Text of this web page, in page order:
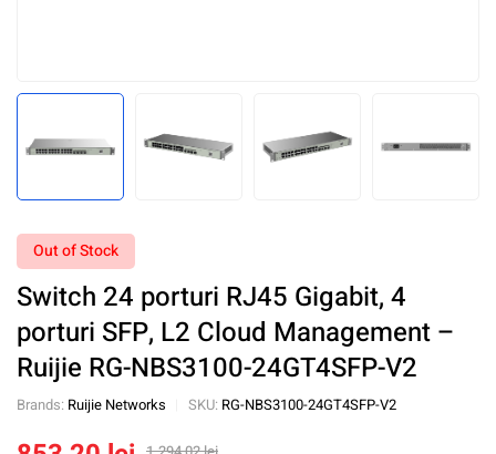
Out of Stock
Switch 24 porturi RJ45 Gigabit, 4
porturi SFP, L2 Cloud Management –
Ruijie RG-NBS3100-24GT4SFP-V2
Brands: Ruijie Networks SKU: RG-NBS3100-24GT4SFP-V2